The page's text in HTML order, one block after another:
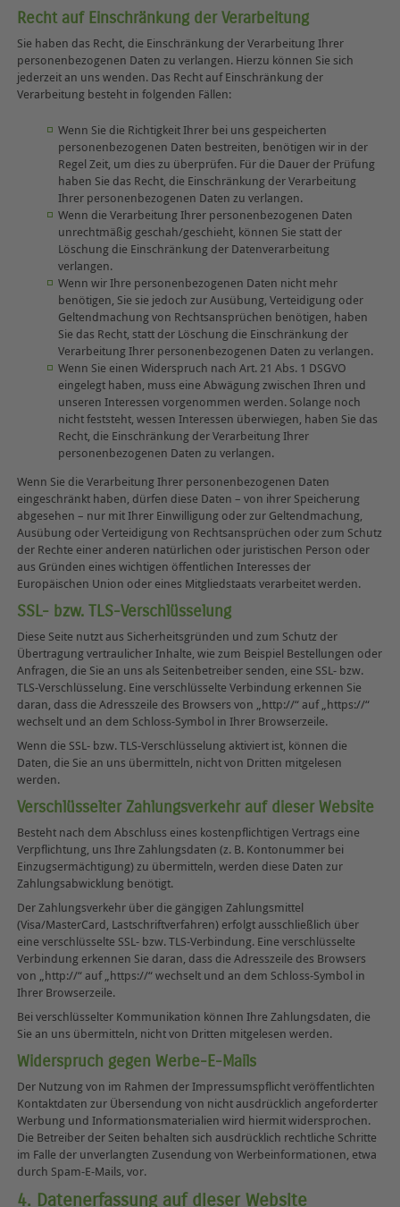
Recht auf Einschränkung der Verarbeitung
Sie haben das Recht, die Einschränkung der Verarbeitung Ihrer
personenbezogenen Daten zu verlangen. Hierzu können Sie sich
jederzeit an uns wenden. Das Recht auf Einschränkung der
Verarbeitung besteht in folgenden Fällen:
Wenn Sie die Richtigkeit Ihrer bei uns gespeicherten
personenbezogenen Daten bestreiten, benötigen wir in der
Regel Zeit, um dies zu überprüfen. Für die Dauer der Prüfung
haben Sie das Recht, die Einschränkung der Verarbeitung
Ihrer personenbezogenen Daten zu verlangen.
Wenn die Verarbeitung Ihrer personenbezogenen Daten
unrechtmäßig geschah/geschieht, können Sie statt der
Löschung die Einschränkung der Datenverarbeitung
verlangen.
Wenn wir Ihre personenbezogenen Daten nicht mehr
benötigen, Sie sie jedoch zur Ausübung, Verteidigung oder
Geltendmachung von Rechtsansprüchen benötigen, haben
Sie das Recht, statt der Löschung die Einschränkung der
Verarbeitung Ihrer personenbezogenen Daten zu verlangen.
Wenn Sie einen Widerspruch nach Art. 21 Abs. 1 DSGVO
eingelegt haben, muss eine Abwägung zwischen Ihren und
unseren Interessen vorgenommen werden. Solange noch
nicht feststeht, wessen Interessen überwiegen, haben Sie das
Recht, die Einschränkung der Verarbeitung Ihrer
personenbezogenen Daten zu verlangen.
Wenn Sie die Verarbeitung Ihrer personenbezogenen Daten
eingeschränkt haben, dürfen diese Daten – von ihrer Speicherung
abgesehen – nur mit Ihrer Einwilligung oder zur Geltendmachung,
Ausübung oder Verteidigung von Rechtsansprüchen oder zum Schutz
der Rechte einer anderen natürlichen oder juristischen Person oder
aus Gründen eines wichtigen öffentlichen Interesses der
Europäischen Union oder eines Mitgliedstaats verarbeitet werden.
SSL- bzw. TLS-Verschlüsselung
Diese Seite nutzt aus Sicherheitsgründen und zum Schutz der
Übertragung vertraulicher Inhalte, wie zum Beispiel Bestellungen oder
Anfragen, die Sie an uns als Seitenbetreiber senden, eine SSL- bzw.
TLS-Verschlüsselung. Eine verschlüsselte Verbindung erkennen Sie
daran, dass die Adresszeile des Browsers von „http://“ auf „https://“
wechselt und an dem Schloss-Symbol in Ihrer Browserzeile.
Wenn die SSL- bzw. TLS-Verschlüsselung aktiviert ist, können die
Daten, die Sie an uns übermitteln, nicht von Dritten mitgelesen
werden.
Verschlüsselter Zahlungsverkehr auf dieser Website
Besteht nach dem Abschluss eines kostenpflichtigen Vertrags eine
Verpflichtung, uns Ihre Zahlungsdaten (z. B. Kontonummer bei
Einzugsermächtigung) zu übermitteln, werden diese Daten zur
Zahlungsabwicklung benötigt.
Der Zahlungsverkehr über die gängigen Zahlungsmittel
(Visa/MasterCard, Lastschriftverfahren) erfolgt ausschließlich über
eine verschlüsselte SSL- bzw. TLS-Verbindung. Eine verschlüsselte
Verbindung erkennen Sie daran, dass die Adresszeile des Browsers
von „http://“ auf „https://“ wechselt und an dem Schloss-Symbol in
Ihrer Browserzeile.
Bei verschlüsselter Kommunikation können Ihre Zahlungsdaten, die
Sie an uns übermitteln, nicht von Dritten mitgelesen werden.
Widerspruch gegen Werbe-E-Mails
Der Nutzung von im Rahmen der Impressumspflicht veröffentlichten
Kontaktdaten zur Übersendung von nicht ausdrücklich angeforderter
Werbung und Informationsmaterialien wird hiermit widersprochen.
Die Betreiber der Seiten behalten sich ausdrücklich rechtliche Schritte
im Falle der unverlangten Zusendung von Werbeinformationen, etwa
durch Spam-E-Mails, vor.
4. Datenerfassung auf dieser Website